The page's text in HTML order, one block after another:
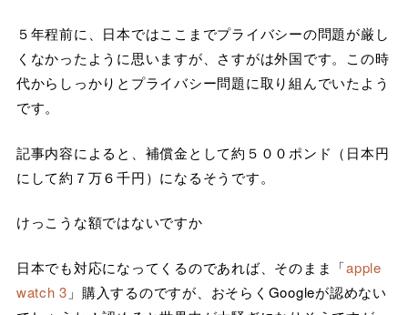
５年程前に、日本ではここまでプライバシーの問題が厳し
くなかったように思いますが、さすがは外国です。この時
代からしっかりとプライバシー問題に取り組んでいたよう
です。
記事内容によると、補償金として約５００ポンド（日本円
にして約７万６千円）になるそうです。
けっこうな額ではないですか
日本でも対応になってくるのであれば、そのまま「apple
watch 3 」購入するのですが、おそらくGoogleが認めない